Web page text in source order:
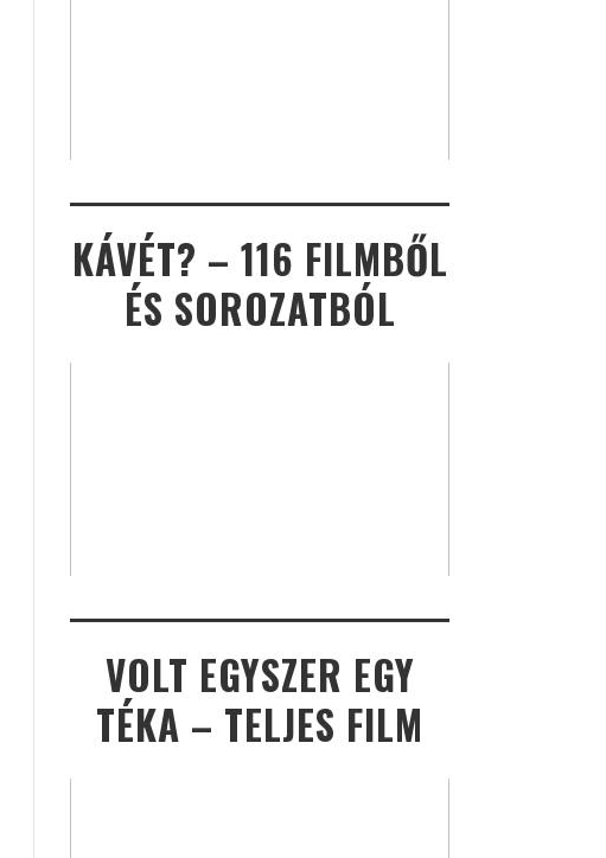
KÁVÉT? – 116 FILMBŐL
ÉS SOROZATBÓL
VOLT EGYSZER EGY
TÉKA – TELJES FILM